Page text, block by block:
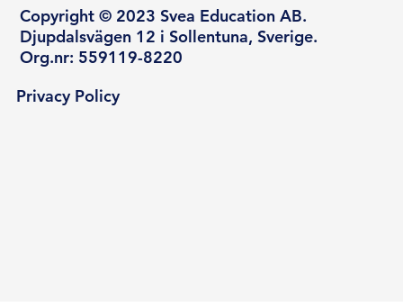
Copyright © 2023 Svea Education AB.
Djupdalsvägen 12 i Sollentuna, Sverige.
Org.nr: 559119-8220
Privacy Policy